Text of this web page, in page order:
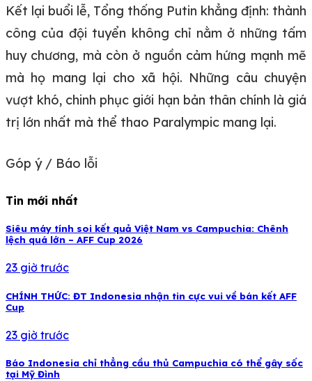
Kết lại buổi lễ, Tổng thống Putin khẳng định: thành
công của đội tuyển không chỉ nằm ở những tấm
huy chương, mà còn ở nguồn cảm hứng mạnh mẽ
mà họ mang lại cho xã hội. Những câu chuyện
vượt khó, chinh phục giới hạn bản thân chính là giá
trị lớn nhất mà thể thao Paralympic mang lại.
Góp ý / Báo lỗi
Tin mới nhất
Siêu máy tính soi kết quả Việt Nam vs Campuchia: Chênh
lệch quá lớn – AFF Cup 2026
23 giờ trước
CHÍNH THỨC: ĐT Indonesia nhận tin cực vui về bán kết AFF
Cup
23 giờ trước
Báo Indonesia chỉ thẳng cầu thủ Campuchia có thể gây sốc
tại Mỹ Đình